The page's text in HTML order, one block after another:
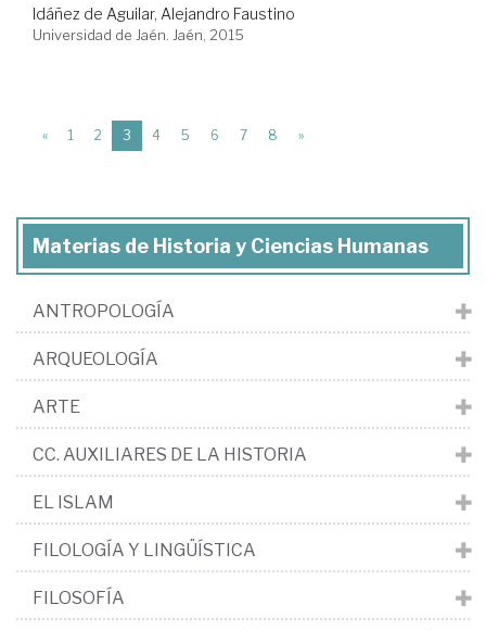
Idáñez de Aguilar, Alejandro Faustino
Universidad de Jaén. Jaén, 2015
« 1 2 3 (current)
4 5 6 7 8 »
Materias de Historia y Ciencias Humanas
ANTROPOLOGÍA
ARQUEOLOGÍA
ARTE
CC. AUXILIARES DE LA HISTORIA
EL ISLAM
FILOLOGÍA Y LINGÜÍSTICA
FILOSOFÍA